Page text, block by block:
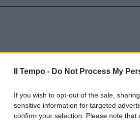
Il Tempo - Do Not Process My
If you wish to opt-out of the sale,
sensitive information for targeted
confirm your selection. Please note